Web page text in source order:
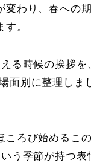
変わり、春への
。
る時候の挨拶
面別に整理しま
ころび始めるこ
う季節が持つ表